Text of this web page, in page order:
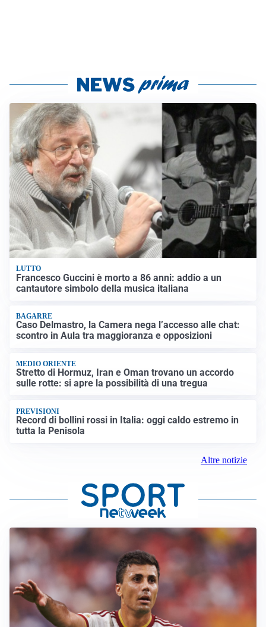
LUTTO
Francesco Guccini è morto a 86 anni: addio a un
cantautore simbolo della musica italiana
BAGARRE
Caso Delmastro, la Camera nega l’accesso alle chat:
scontro in Aula tra maggioranza e opposizioni
MEDIO ORIENTE
Stretto di Hormuz, Iran e Oman trovano un accordo
sulle rotte: si apre la possibilità di una tregua
PREVISIONI
Record di bollini rossi in Italia: oggi caldo estremo in
tutta la Penisola
Altre notizie